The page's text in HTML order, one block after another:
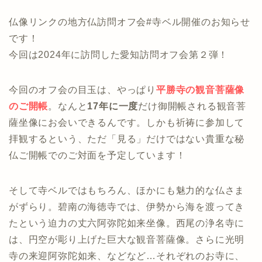
仏像リンクの地方仏訪問オフ会#寺ベル開催のお知らせ
です！
今回は2024年に訪問した愛知訪問オフ会第２弾！
今回のオフ会の目玉は、やっぱり平勝寺の観音菩薩像
のご開帳。なんと 17年に一度だけ御開帳される観音菩
薩坐像にお会いできるんです。しかも祈祷に参加して
拝観するという、ただ「見る」だけではない貴重な秘
仏ご開帳でのご対面を予定しています！
そして寺ベルではもちろん、ほかにも魅力的な仏さま
がずらり。碧南の海徳寺では、伊勢から海を渡ってき
たという迫力の丈六阿弥陀如来坐像。西尾の浄名寺に
は、円空が彫り上げた巨大な観音菩薩像。さらに光明
寺の来迎阿弥陀如来、などなど…それぞれのお寺に、